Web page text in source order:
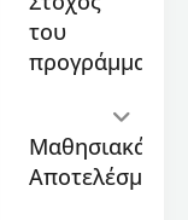
Μηχανικός
Δικτύων
Επικοινωνιών
διάρκειας
διδακτικών
ωρών ,
το
του
προγράμματος
Μαθησιακά
Αποτελέσματα